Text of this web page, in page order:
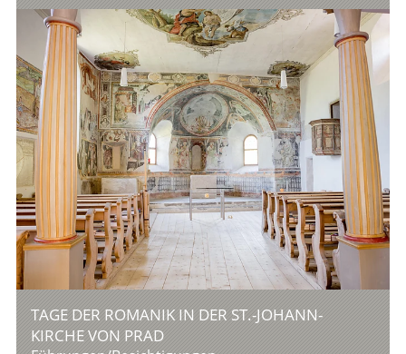
TAGE DER ROMANIK IN DER ST.-JOHANN-
KIRCHE VON PRAD